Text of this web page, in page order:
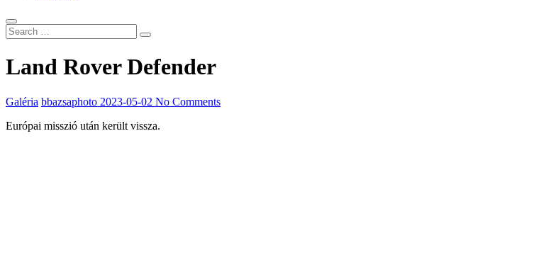
Land Rover Defender
Galéria bbazsaphoto 2023-05-02 No Comments
Európai misszió után került vissza.